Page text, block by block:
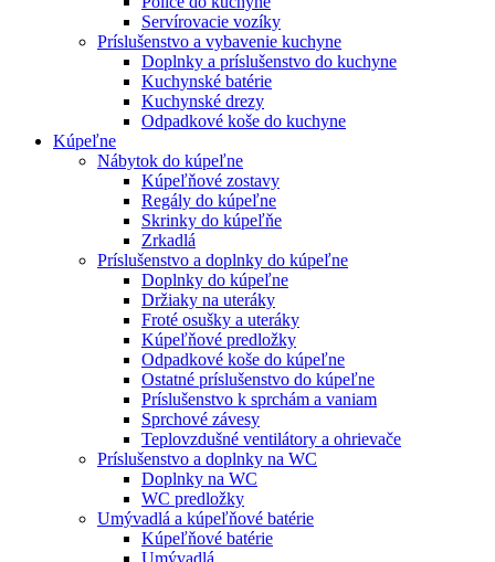
Servírovacie vozíky
Príslušenstvo a vybavenie kuchyne
Doplnky a príslušenstvo do kuchyne
Kuchynské batérie
Kuchynské drezy
Odpadkové koše do kuchyne
Kúpeľne
Nábytok do kúpeľne
Kúpeľňové zostavy
Regály do kúpeľne
Skrinky do kúpeľňe
Zrkadlá
Príslušenstvo a doplnky do kúpeľne
Doplnky do kúpeľne
Držiaky na uteráky
Froté osušky a uteráky
Kúpeľňové predložky
Odpadkové koše do kúpeľne
Ostatné príslušenstvo do kúpeľne
Príslušenstvo k sprchám a vaniam
Sprchové závesy
Teplovzdušné ventilátory a ohrievače
Príslušenstvo a doplnky na WC
Doplnky na WC
WC predložky
Umývadlá a kúpeľňové batérie
Kúpeľňové batérie
Umývadlá